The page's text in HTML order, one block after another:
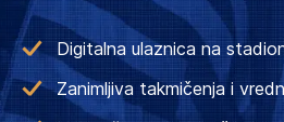
Digitalna ulaznica na
Zanimljiva takmičenja i